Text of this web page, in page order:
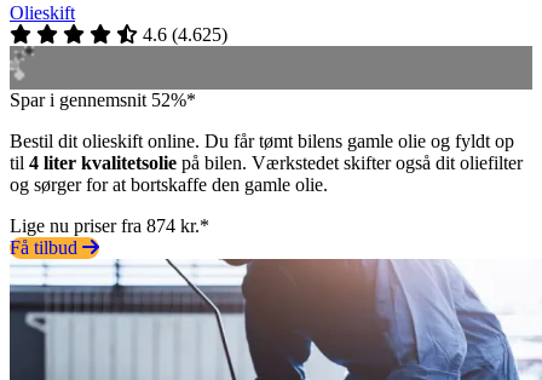
Olieskift
4.6 (4.625)
Spar i gennemsnit 52%*
Bestil dit olieskift online. Du får tømt bilens gamle olie og fyldt op
til 4 liter kvalitetsolie på bilen. Værkstedet skifter også dit oliefilter
og sørger for at bortskaffe den gamle olie.
Lige nu priser fra 874 kr.*
Få tilbud